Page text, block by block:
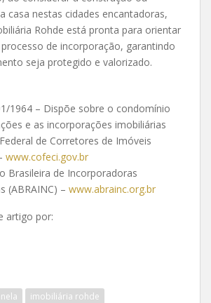
casa nestas cidades encantadoras,
Rohde está pronta para orientar
de incorporação, garantindo
seja protegido e valorizado.
1964 – Dispõe sobre o condomínio
e as incorporações imobiliárias
de Corretores de Imóveis
www.cofeci.gov.br
Brasileira de Incorporadoras
(ABRAINC) – www.abrainc.org.br
artigo por:
imobiliária rohde